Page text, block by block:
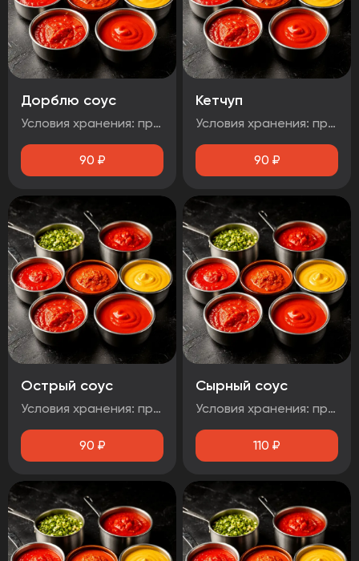
Дорблю соус
Условия хранения: при температуре от плюс 2°C до плюс 4°C Срок годности: 48 часов Т.У 10.71. 11-001-48751922-2017 Рекомендуется употребить сразу после вскрытия упаковки Без ГМО
90 ₽
Кетчуп
Условия хранения: при температуре от плюс 2°C до плюс 4°C Срок годности: 48 часов Т.У 10.71. 11-001-48751922-2017 Рекомендуется употребить сразу после вскрытия упаковки Без ГМО
90 ₽
Острый соус
Условия хранения: при температуре от плюс 2°C до плюс 4°C Срок годности: 48 часов Т.У 10.71. 11-001-48751922-2017 Рекомендуется употребить сразу после вскрытия упаковки Без ГМО
90 ₽
Сырный соус
Условия хранения: при температуре от плюс 2°C до плюс 4°C Срок годности: 48 часов Т.У 10.71. 11-001-48751922-2017 Рекомендуется употребить сразу после вскрытия упаковки Без ГМО
110 ₽